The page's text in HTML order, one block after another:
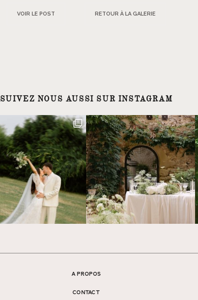
VOIR LE POST RETOUR À LA GALERIE
SUIVEZ NOUS AUSSI SUR INSTAGRAM
A PROPOS
CONTACT